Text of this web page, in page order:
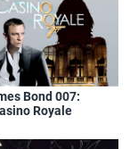
Bond 007:
Royale